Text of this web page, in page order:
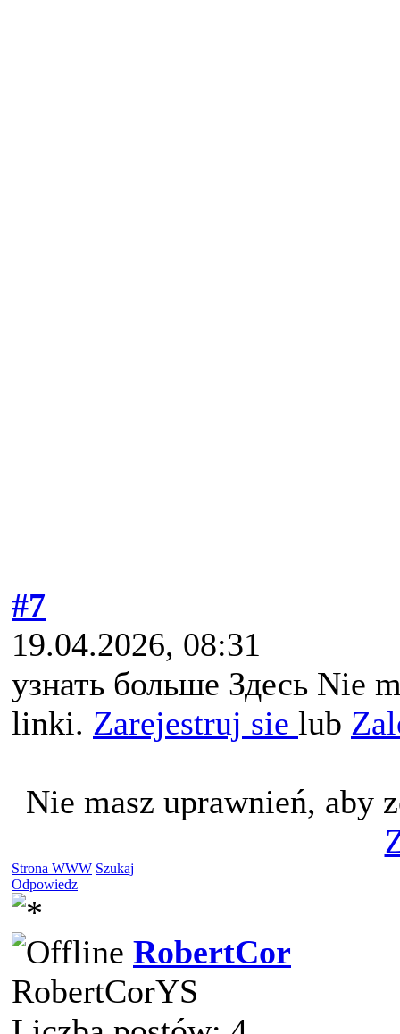
#7
19.04.2026, 08:31
узнать больше Здесь Nie
linki. Zarejestruj sie lub
Nie masz uprawnień, aby
Strona WWW Szukaj
Odpowiedz
RobertCor
RobertCorYS